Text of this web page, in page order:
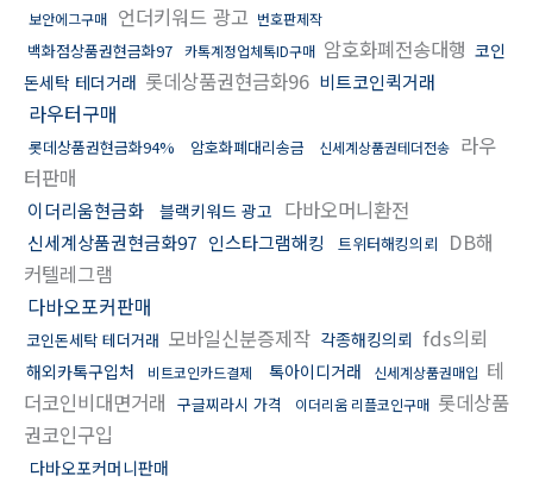
보안에그구매 언더키워드 광고 번호판제작
백화점상품권현금화97 카톡계정업체톡ID구매 암호화폐전송대행 코인
돈세탁 테더거래 롯데상품권현금화96 비트코인퀵거래
라우터구매
롯데상품권현금화94% 암호화폐대리송금 신세계상품권테더전송 라우
터판매
이더리움현금화 블랙키워드 광고 다바오머니환전
신세계상품권현금화97 인스타그램해킹 트위터해킹의뢰
DB해
커텔레그램
다바오포커판매
코인돈세탁 테더거래 모바일신분증제작 각종해킹의뢰 fds의뢰
해외카톡구입처 비트코인카드결제 톡아이디거래 신세계상품권매입 테
더코인비대면거래 구글찌라시 가격 이더리움 리플코인구매 롯데상품
권코인구입
다바오포커머니판매